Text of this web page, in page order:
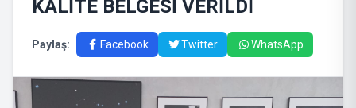
KALİTE BELGESİ VERİLDİ
Paylaş: Facebook Twitter WhatsApp